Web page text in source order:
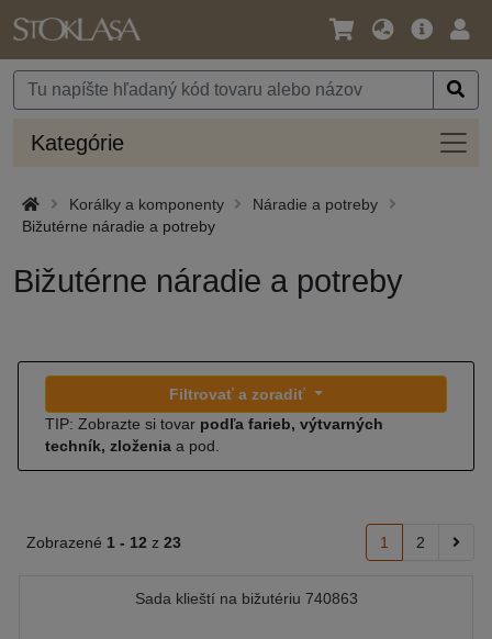
Jazyk
Mena
Hlavná
Kategórie
Korálky a komponenty
Náradie a potreby
Bižutérne náradie a potreby
Bižutérne náradie a potreby
Filtrovať a zoradiť
TIP: Zobrazte si tovar podľa farieb, výtvarných
techník, zloženia a pod.
Zobrazené 1 - 12 z 23 1 2
Sada klieští na bižutériu 740863